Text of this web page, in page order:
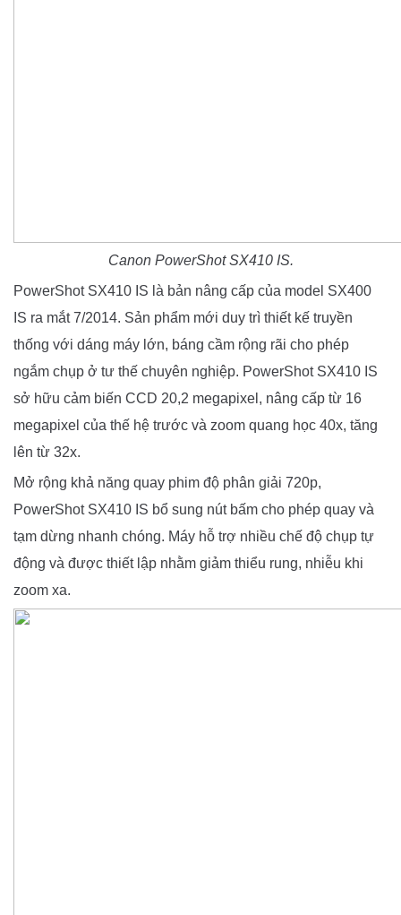
Canon PowerShot SX410 IS.
PowerShot SX410 IS là bản nâng cấp của model SX400
IS ra mắt 7/2014. Sản phẩm mới duy trì thiết kế truyền
thống với dáng máy lớn, báng cầm rộng rãi cho phép
ngắm chụp ở tư thế chuyên nghiệp. PowerShot SX410 IS
sở hữu cảm biến CCD 20,2 megapixel, nâng cấp từ 16
megapixel của thế hệ trước và zoom quang học 40x, tăng
lên từ 32x.
Mở rộng khả năng quay phim độ phân giải 720p,
PowerShot SX410 IS bổ sung nút bấm cho phép quay và
tạm dừng nhanh chóng. Máy hỗ trợ nhiều chế độ chụp tự
động và được thiết lập nhằm giảm thiểu rung, nhiễu khi
zoom xa.